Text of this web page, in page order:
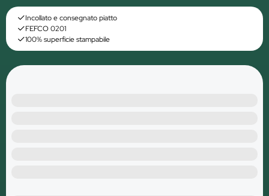
Incollato e consegnato piatto
FEFCO 0201
100% superficie stampabile